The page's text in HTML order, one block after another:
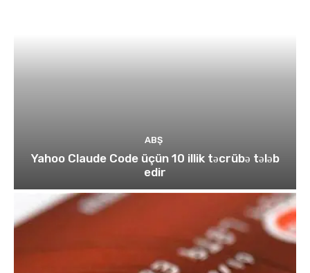
ABŞ
Yahoo Claude Code üçün 10 illik təcrübə tələb
edir